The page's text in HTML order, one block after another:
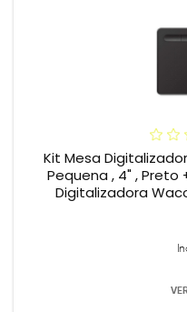
Kit Mesa
Pequena , 4" , Preto
Digitalizadora